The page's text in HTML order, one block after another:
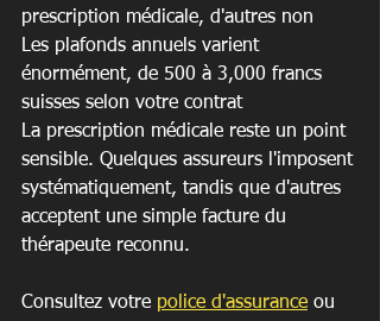
prescription médicale, d'autres non
Les plafonds annuels varient
énormément, de 500 à 3,000 francs
suisses selon votre contrat
La prescription médicale reste un point
sensible. Quelques assureurs l'imposent
systématiquement, tandis que d'autres
acceptent une simple facture du
thérapeute reconnu.
Consultez votre police d'assurance ou